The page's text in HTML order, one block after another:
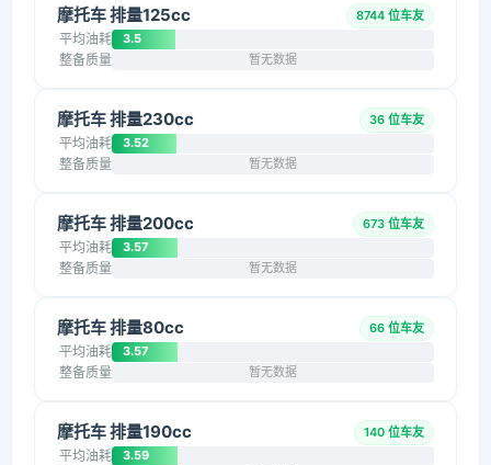
摩托车 排量125cc 8744 位车友
平均油耗 3.5
整备质量 暂无数据
摩托车 排量230cc 36 位车友
平均油耗 3.52
整备质量 暂无数据
摩托车 排量200cc 673 位车友
平均油耗 3.57
整备质量 暂无数据
摩托车 排量80cc 66 位车友
平均油耗 3.57
整备质量 暂无数据
摩托车 排量190cc 140 位车友
平均油耗 3.59